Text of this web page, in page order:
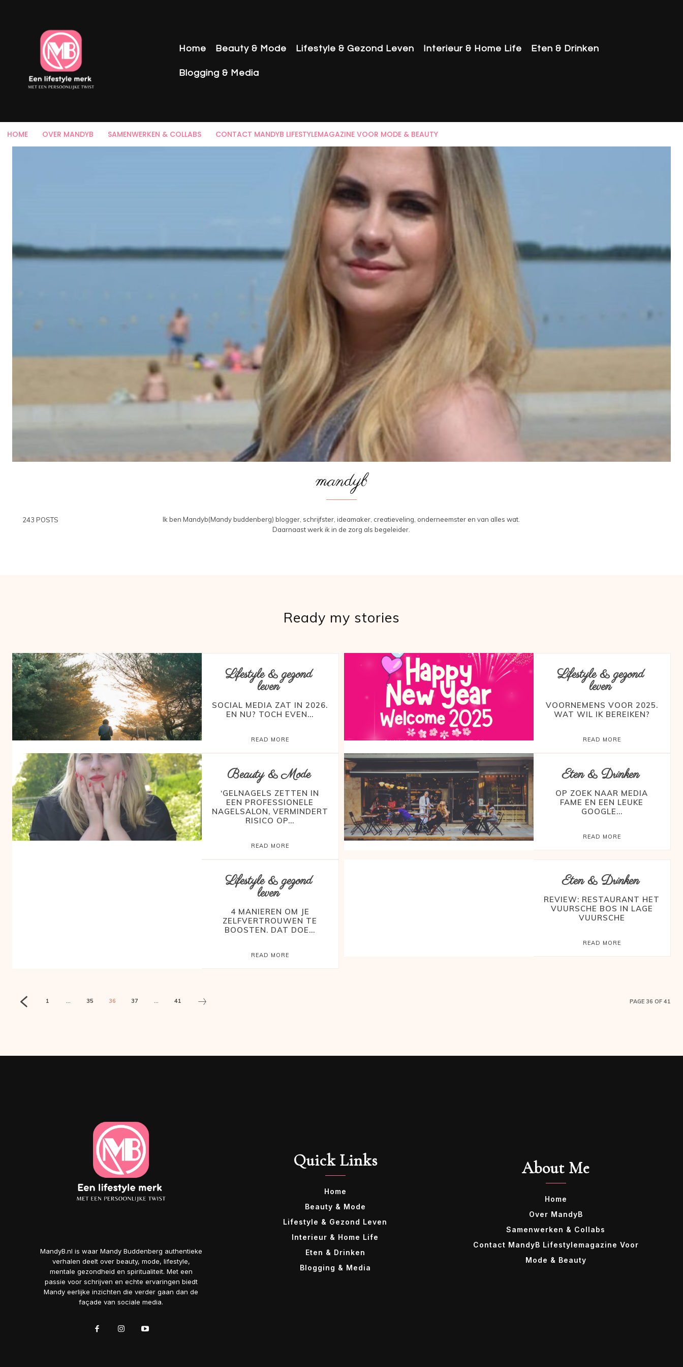
Home Beauty & Mode Lifestyle & Gezond Leven Interieur & Home Life Eten & Drinken
Blogging & Media
HOME OVER MANDYB SAMENWERKEN & COLLABS CONTACT MANDYB LIFESTYLEMAGAZINE VOOR MODE & BEAUTY
mandyb
243 POSTS
Ik ben Mandyb(Mandy buddenberg) blogger, schrijfster, ideamaker, creatieveling, onderneemster en van alles wat.
Daarnaast werk ik in de zorg als begeleider.
Ready my stories
Lifestyle & gezond
leven
SOCIAL MEDIA ZAT IN 2026.
EN NU? TOCH EVEN...
READ MORE
Lifestyle & gezond
leven
VOORNEMENS VOOR 2025.
WAT WIL IK BEREIKEN?
READ MORE
Beauty & Mode
‘GELNAGELS ZETTEN IN
EEN PROFESSIONELE
NAGELSALON, VERMINDERT
RISICO OP...
READ MORE
Eten & Drinken
OP ZOEK NAAR MEDIA
FAME EN EEN LEUKE
GOOGLE...
READ MORE
Lifestyle & gezond
leven
4 MANIEREN OM JE
ZELFVERTROUWEN TE
BOOSTEN. DAT DOE...
READ MORE
Eten & Drinken
REVIEW: RESTAURANT HET
VUURSCHE BOS IN LAGE
VUURSCHE
READ MORE
1 ... 35 36 37 ... 41 PAGE 36 OF 41
MandyB.nl is waar Mandy Buddenberg authentieke
verhalen deelt over beauty, mode, lifestyle,
mentale gezondheid en spiritualiteit. Met een
passie voor schrijven en echte ervaringen biedt
Mandy eerlijke inzichten die verder gaan dan de
façade van sociale media.
Quick Links
Home
Beauty & Mode
Lifestyle & Gezond Leven
Interieur & Home Life
Eten & Drinken
Blogging & Media
About Me
Home
Over MandyB
Samenwerken & Collabs
Contact MandyB Lifestylemagazine Voor
Mode & Beauty